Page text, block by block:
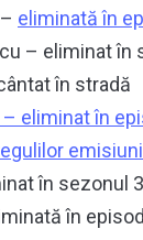
eliminată în
– eliminat în
în stradă
eliminat în
în sezonul
în